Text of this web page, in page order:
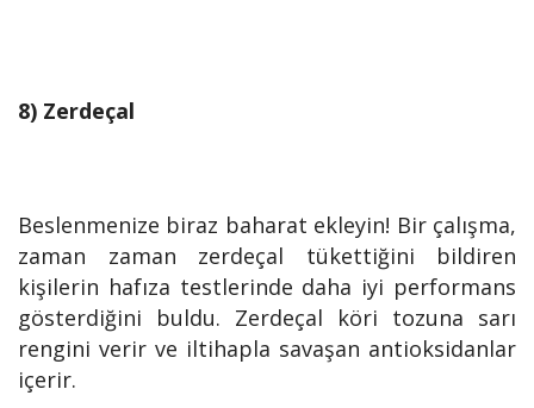
8) Zerdeçal
Beslenmenize biraz baharat ekleyin! Bir çalışma,
zaman zaman zerdeçal tükettiğini bildiren
kişilerin hafıza testlerinde daha iyi performans
gösterdiğini buldu. Zerdeçal köri tozuna sarı
rengini verir ve iltihapla savaşan antioksidanlar
içerir.